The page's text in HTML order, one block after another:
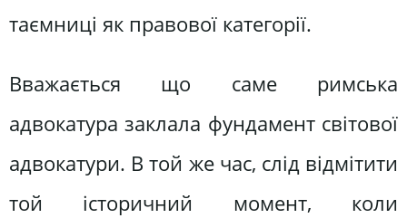
таємниці як правової категорії.
Вважається що саме римська
адвокатура заклала фундамент світової
адвокатури. В той же час, слід відмітити
той історичний момент, коли